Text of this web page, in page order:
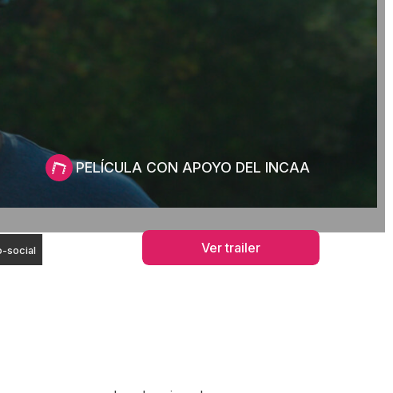
PELÍCULA CON APOYO DEL INCAA
social Ver trailer